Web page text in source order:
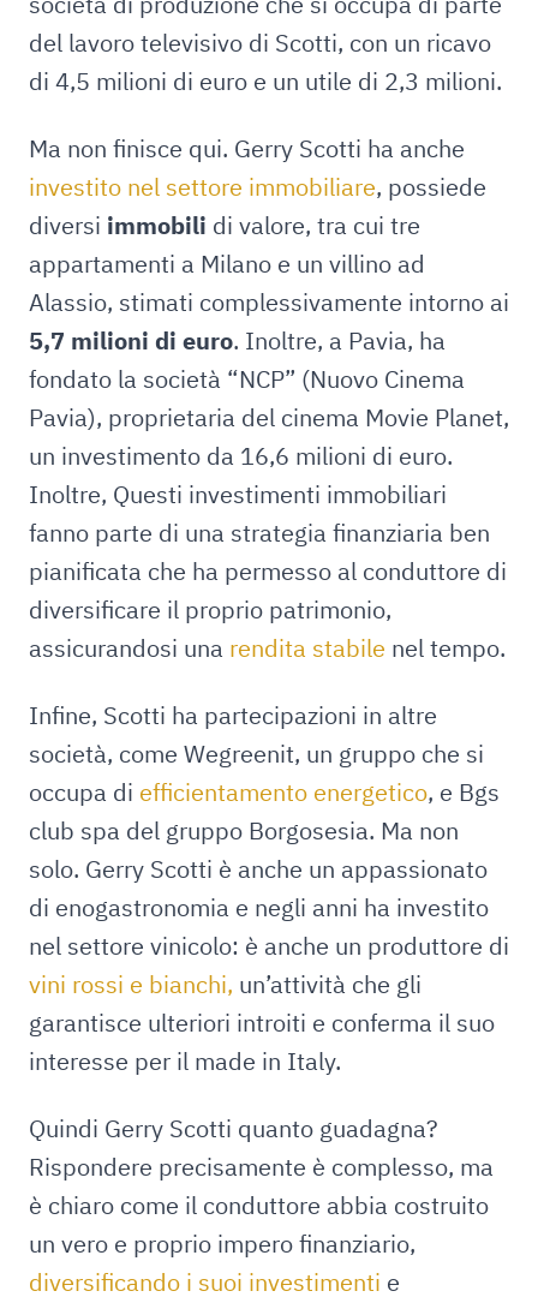
del lavoro televisivo di Scotti, con un ricavo
di 4,5 milioni di euro e un utile di 2,3 milioni.
Ma non finisce qui. Gerry Scotti ha anche
investito nel settore immobiliare, possiede
diversi immobili di valore, tra cui tre
appartamenti a Milano e un villino ad
Alassio, stimati complessivamente intorno ai
5,7 milioni di euro. Inoltre, a Pavia, ha
fondato la società “NCP” (Nuovo Cinema
Pavia), proprietaria del cinema Movie Planet,
un investimento da 16,6 milioni di euro.
Inoltre, Questi investimenti immobiliari
fanno parte di una strategia finanziaria ben
pianificata che ha permesso al conduttore di
diversificare il proprio patrimonio,
assicurandosi una rendita stabile nel tempo.
Infine, Scotti ha partecipazioni in altre
società, come Wegreenit, un gruppo che si
occupa di efficientamento energetico, e Bgs
club spa del gruppo Borgosesia. Ma non
solo. Gerry Scotti è anche un appassionato
di enogastronomia e negli anni ha investito
nel settore vinicolo: è anche un produttore di
vini rossi e bianchi, un’attività che gli
garantisce ulteriori introiti e conferma il suo
interesse per il made in Italy.
Quindi Gerry Scotti quanto guadagna?
Rispondere precisamente è complesso, ma
è chiaro come il conduttore abbia costruito
un vero e proprio impero finanziario,
diversificando i suoi investimenti e